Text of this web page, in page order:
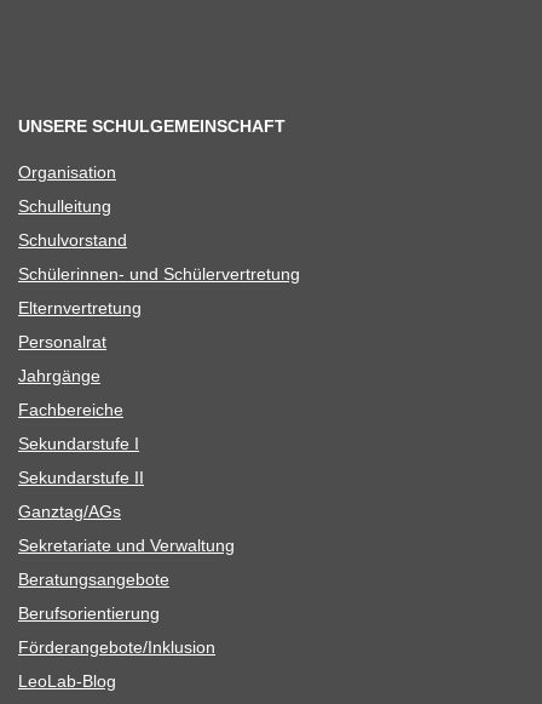
UNSERE SCHULGEMEINSCHAFT
Orga­ni­sa­tion
Schul­lei­tung
Schul­vor­stand
Schü­le­rin­nen- und Schülervertretung
Eltern­ver­tre­tung
Per­so­nal­rat
Jahr­gänge
Fach­be­rei­che
Sekun­dar­stufe I
Sekun­dar­stufe II
Ganztag/​​AGs
Sekre­ta­riate und Verwaltung
Bera­tungs­an­ge­bote
Berufs­ori­en­tie­rung
Förderangebote/​​Inklusion
Leo­Lab-Blog